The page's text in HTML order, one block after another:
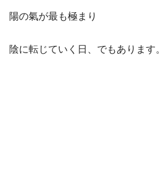
陽の氣が最も極まり
陰に転じていく日、でもあります。